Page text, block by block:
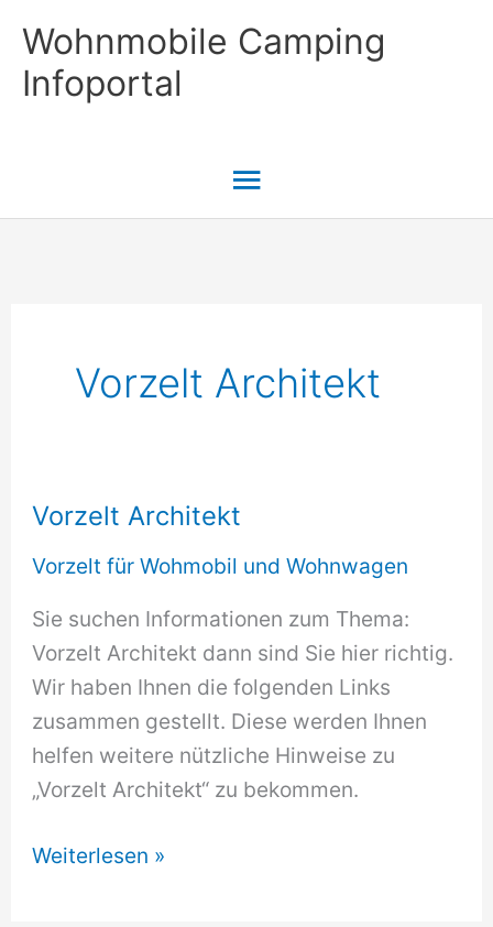
Inhalt
springen
Wohnmobile Camping
Infoportal
Hauptmenü
Vorzelt Architekt
Vorzelt Architekt
Vorzelt für Wohmobil und Wohnwagen
Sie suchen Informationen zum Thema:
Vorzelt Architekt dann sind Sie hier richtig.
Wir haben Ihnen die folgenden Links
zusammen gestellt. Diese werden Ihnen
helfen weitere nützliche Hinweise zu
„Vorzelt Architekt“ zu bekommen.
Vorzelt
Weiterlesen »